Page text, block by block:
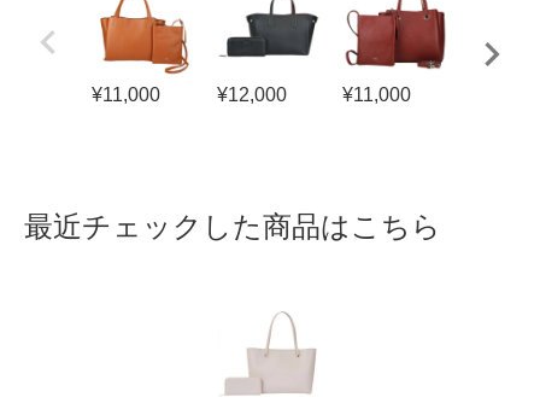
¥11,000 ¥12,000 ¥11,000
最近チェックした商品はこちら